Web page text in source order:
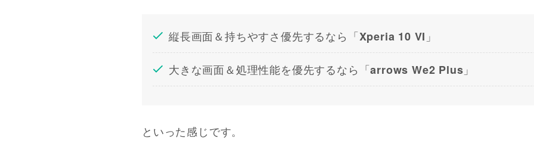
縦長画面＆持ちやすさ優先するなら「Xperia 10 VI 」
大きな画面＆処理性能を優先するなら「arrows We2 Plus 」
といった感じです。